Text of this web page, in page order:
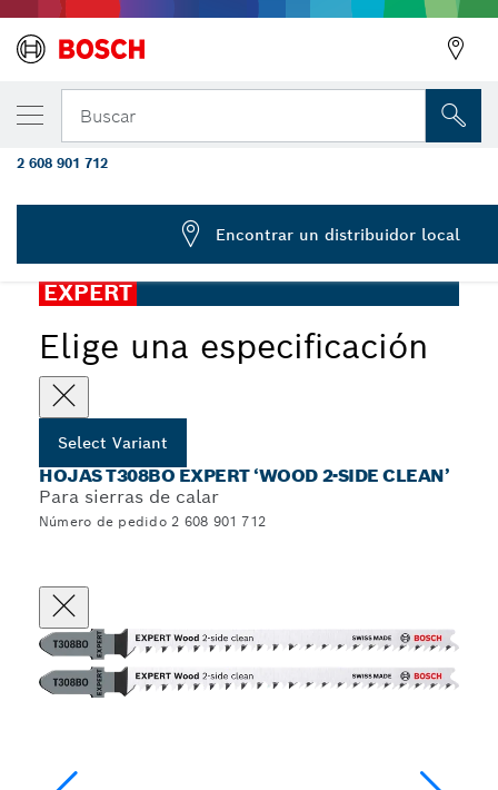
Buscar
Hojas de sierra de calar T308BO EXPERT ‘Wood 2-side
EXPERT
Elige una especificación
Select Variant
HOJAS T308BO EXPERT ‘WOOD 2-SIDE CLEAN’
Para sierras de calar
Número de pedido 2 608 901 712
Hoja de sierra de calar EXPERT Wood 2-
T308BO, 2 piezas
2 608 901 712
Encontrar un distribuidor local